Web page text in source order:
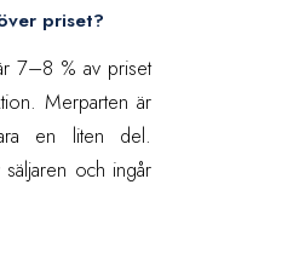
priset?
7–8 % av priset
Merparten är
en liten del.
och ingår